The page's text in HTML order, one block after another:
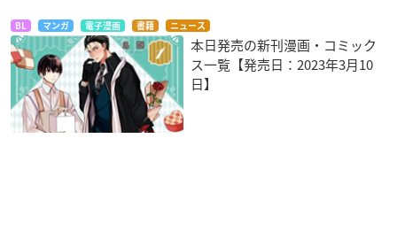
BL マンガ 電子漫画 書籍 ニュース
本日発売の新刊漫画・コミック
ス一覧【発売日：2023年3月10
日】